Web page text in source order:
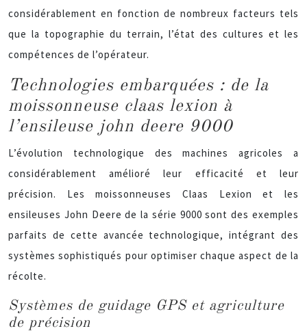
considérablement en fonction de nombreux facteurs tels
que la topographie du terrain, l’état des cultures et les
compétences de l’opérateur.
Technologies embarquées : de la
moissonneuse claas lexion à
l’ensileuse john deere 9000
L’évolution technologique des machines agricoles a
considérablement amélioré leur efficacité et leur
précision. Les moissonneuses Claas Lexion et les
ensileuses John Deere de la série 9000 sont des exemples
parfaits de cette avancée technologique, intégrant des
systèmes sophistiqués pour optimiser chaque aspect de la
récolte.
Systèmes de guidage GPS et agriculture
de précision